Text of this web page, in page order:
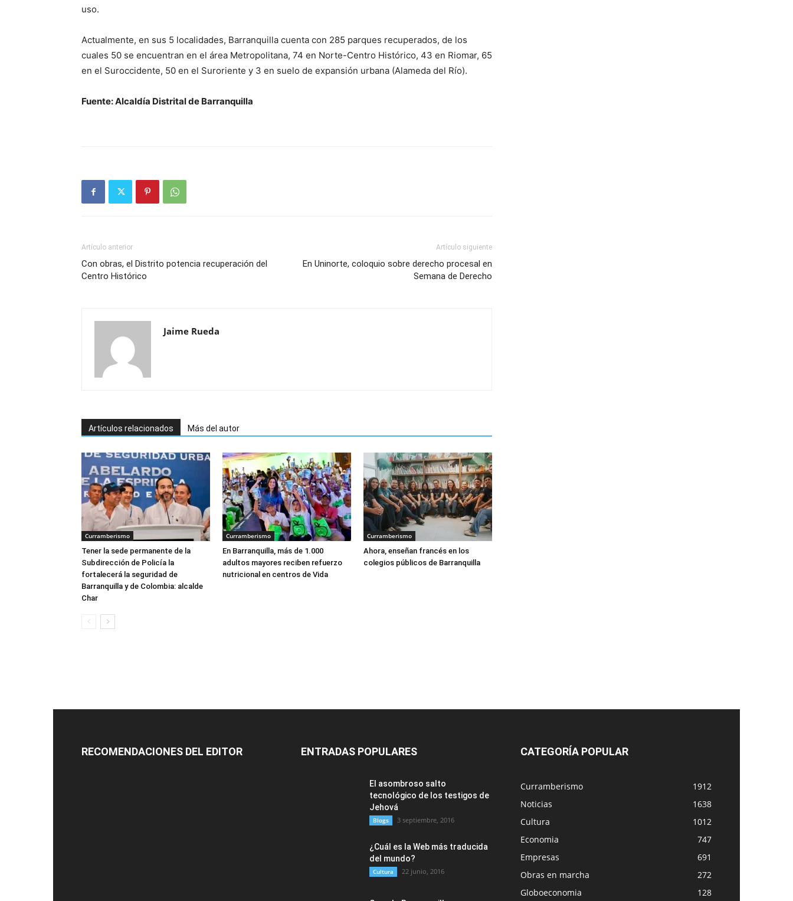
uso.
Actualmente, en sus 5 localidades, Barranquilla cuenta con 285 parques recuperados, de los
cuales 50 se encuentran en el área Metropolitana, 74 en Norte-Centro Histórico, 43 en Riomar, 65
en el Suroccidente, 50 en el Suroriente y 3 en suelo de expansión urbana (Alameda del Río).
Fuente: Alcaldía Distrital de Barranquilla
Artículo anterior
Con obras, el Distrito potencia recuperación del
Centro Histórico
Artículo siguiente
En Uninorte, coloquio sobre derecho procesal en
Semana de Derecho
Jaime Rueda
Artículos relacionados Más del autor
Curramberismo
Tener la sede permanente de la
Subdirección de Policía la
fortalecerá la seguridad de
Barranquilla y de Colombia: alcalde
Char
Curramberismo
En Barranquilla, más de 1.000
adultos mayores reciben refuerzo
nutricional en centros de Vida
Curramberismo
Ahora, enseñan francés en los
colegios públicos de Barranquilla
RECOMENDACIONES DEL EDITOR ENTRADAS POPULARES
El asombroso salto
tecnológico de los testigos de
Jehová
Blogs 3 septiembre, 2016
¿Cuál es la Web más traducida
del mundo?
Cultura 22 junio, 2016
CATEGORÍA POPULAR
Curramberismo
1912
Noticias
1638
Cultura
1012
Economia
747
Empresas
691
Obras en marcha
272
Globoeconomia
128